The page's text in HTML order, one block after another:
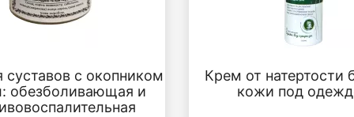
суставов с окопником
обезболивающая и
Крем от натертости
кожи под